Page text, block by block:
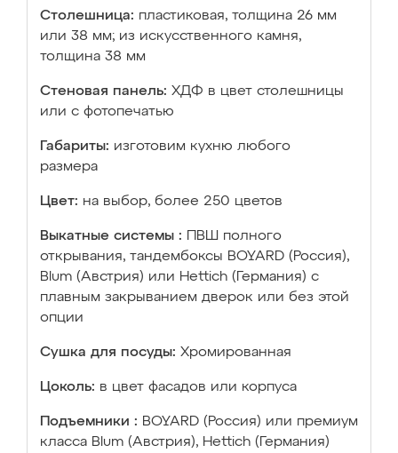
Столешница: пластиковая, толщина 26 мм
или 38 мм; из искусственного камня,
толщина 38 мм
Стеновая панель: ХДФ в цвет столешницы
или с фотопечатью
Габариты: изготовим кухню любого
размера
Цвет: на выбор, более 250 цветов
Выкатные системы :
ПВШ полного
открывания, тандембоксы BOYARD (Россия),
Blum (Австрия) или Hettich (Германия) с
плавным закрыванием дверок или без этой
опции
Сушка для посуды: Хромированная
Цоколь: в цвет фасадов или корпуса
Подъемники : BOYARD (Россия) или премиум
класса Blum (Австрия), Hettich (Германия)